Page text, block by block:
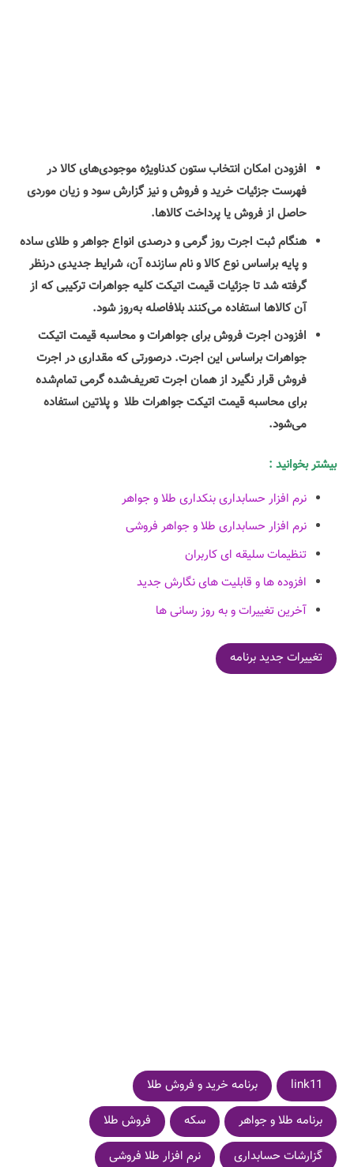
افزودن امکان انتخاب ستون کدناویژه موجودی‌های کالا در
فهرست جزئیات خرید و فروش و نیز گزارش سود و زیان موردی
حاصل از فروش یا پرداخت کالاها.
هنگام ثبت اجرت روز گرمی و درصدی انواع جواهر و طلای ساده
و پایه براساس نوع کالا و نام سازنده آن، شرایط جدیدی درنظر
گرفته شد تا جزئیات قیمت اتیکت کلیه جواهرات ترکیبی که از
آن کالاها استفاده می‌کنند بلافاصله به‌روز شود.
افزودن اجرت فروش برای جواهرات و محاسبه قیمت اتیکت
جواهرات براساس این اجرت. درصورتی که مقداری در اجرت
فروش قرار نگیرد از همان اجرت تعریف‌شده گرمی تمام‌شده
برای محاسبه قیمت اتیکت جواهرات طلا و پلاتین استفاده
می‌شود.
بیشتر بخوانید :
نرم افزار حسابداری بنکداری طلا و جواهر
نرم افزار حسابداری طلا و جواهر فروشی
تنظیمات سلیقه ای کاربران
افزوده ها و قابلیت های نگارش جدید
آخرین تغییرات و به روز رسانی ها
تغییرات جدید برنامه
link11
برنامه خرید و فروش طلا
برنامه طلا و جواهر
سکه
فروش طلا
گزارشات حسابداری
نرم افزار طلا فروشی